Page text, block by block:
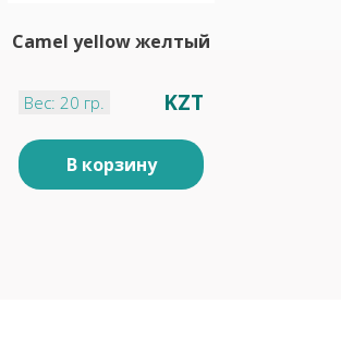
Camel yellow желтый
Вес: 20 гр. KZT
В корзину